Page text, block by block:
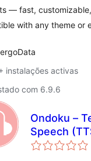
— fast,
with any theme or
instalações activas
com 6.9.6
Ondoku –
Speech